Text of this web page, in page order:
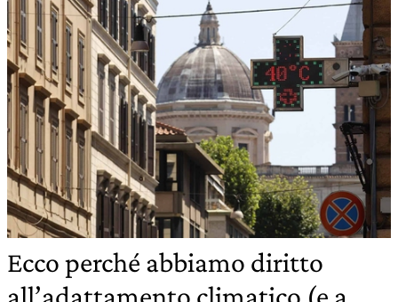
Ecco perché abbiamo diritto